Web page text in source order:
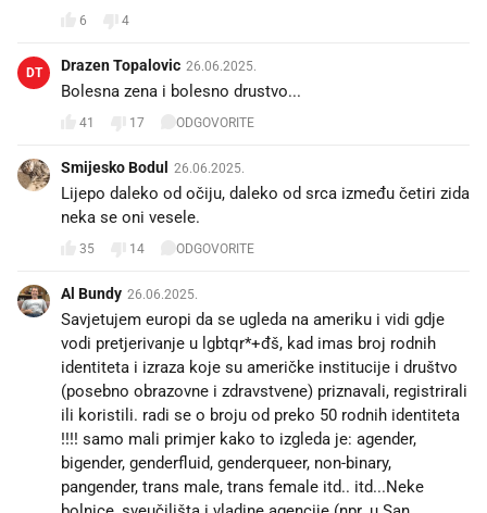
6 4
DT Drazen Topalovic 26.06.2025.
Bolesna zena i bolesno drustvo...
41 17 ODGOVORITE
Smijesko Bodul 26.06.2025.
Lijepo daleko od očiju, daleko od srca između četiri zida
neka se oni vesele.
35 14 ODGOVORITE
Al Bundy 26.06.2025.
Savjetujem europi da se ugleda na ameriku i vidi gdje
vodi pretjerivanje u lgbtqr*+đš, kad imas broj rodnih
identiteta i izraza koje su američke institucije i društvo
(posebno obrazovne i zdravstvene) priznavali, registrirali
ili koristili. radi se o broju od preko 50 rodnih identiteta
!!!! samo mali primjer kako to izgleda je: agender,
bigender, genderfluid, genderqueer, non-binary,
pangender, trans male, trans female itd.. itd...Neke